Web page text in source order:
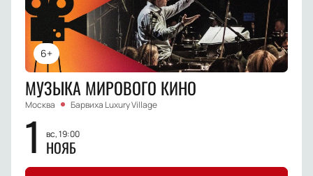
6+
МУЗЫКА МИРОВОГО КИНО
Москва Барвиха Luxury Village
1 вс, 19:00
НОЯБ